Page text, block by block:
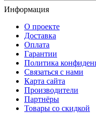
Информация
О проекте
Доставка
Оплата
Гарантии
Политика
Связаться с нами
Карта сайта
Производители
Партнёры
Товары со скидкой